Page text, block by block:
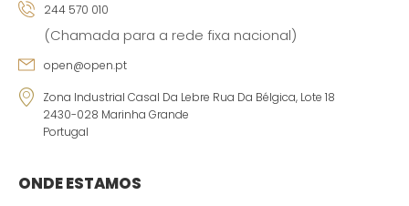
244 570 010
(Chamada para a rede fixa nacional)
open@open.pt
Zona Industrial Casal Da Lebre Rua Da Bélgica, Lote 18
2430-028 Marinha Grande
Portugal
ONDE ESTAMOS